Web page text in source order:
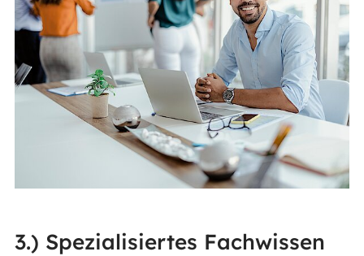
3.) Spezialisiertes Fachwissen